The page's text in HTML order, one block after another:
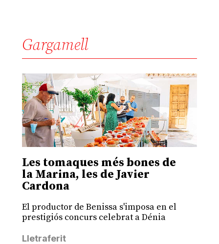
Gargamell
Les tomaques més bones de
la Marina, les de Javier
Cardona
El productor de Benissa s'imposa en el
prestigiós concurs celebrat a Dénia
Lletraferit